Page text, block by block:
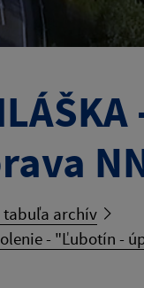
tabuľa archív
- "Ľubotín -